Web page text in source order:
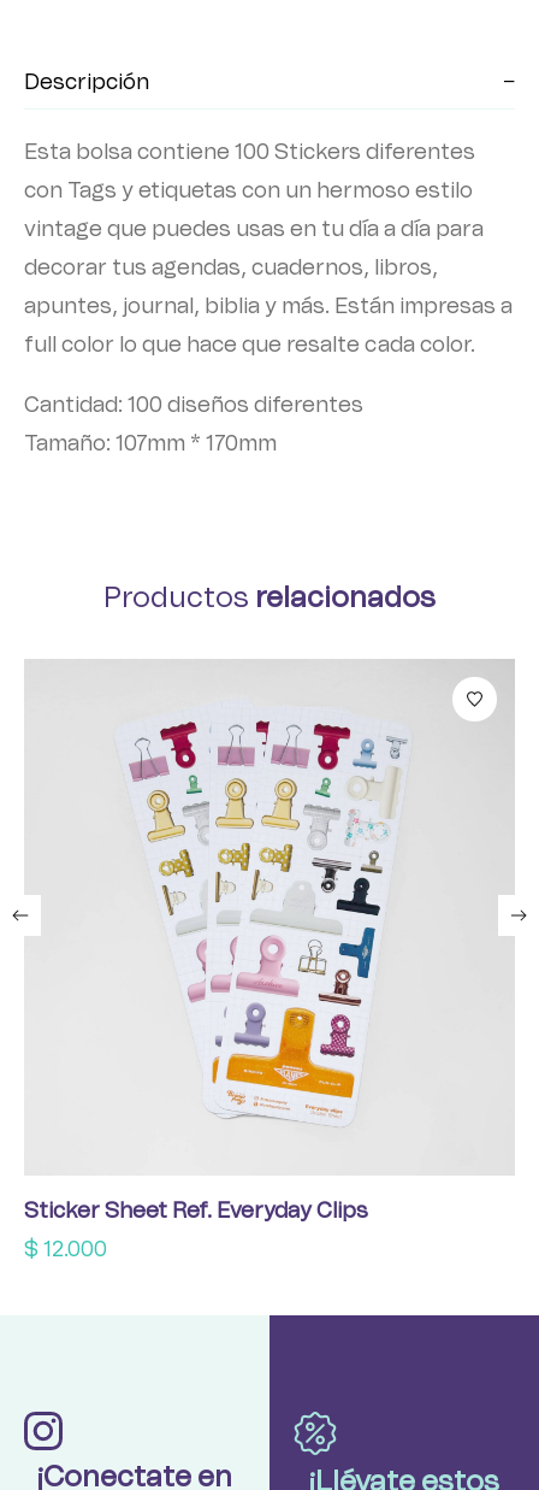
Descripción
Esta bolsa contiene 100 Stickers diferentes
con Tags y etiquetas con un hermoso estilo
vintage que puedes usas en tu día a día para
decorar tus agendas, cuadernos, libros,
apuntes, journal, biblia y más. Están impresas a
full color lo que hace que resalte cada color.
Cantidad: 100 diseños diferentes
Tamaño: 107mm * 170mm
Productos relacionados
Sticker Sheet Ref. Everyday Clips
$ 12.000
¡Conectate en
¡Llévate estos